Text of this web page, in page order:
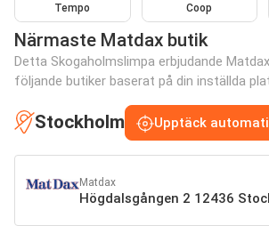
Tempo Coop
Närmaste Matdax butik
Detta Skogaholmslimpa erbjudande
följande butiker baserat på din inställda
Stockholm Upptäck
Matdax
Högdalsgången 2 12436